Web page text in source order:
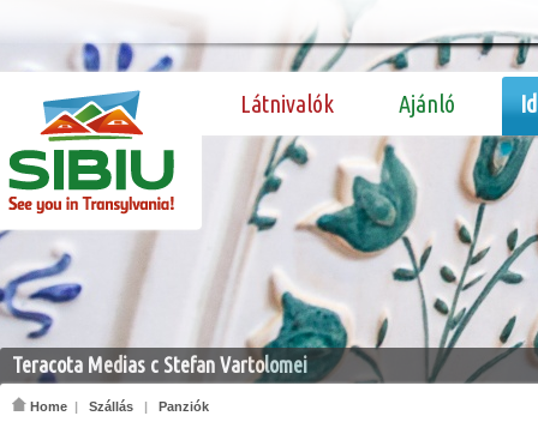
Látnivalók Ajánló
Teracota Medias c Stefan Vartolomei
Home | Szállás | Panziók